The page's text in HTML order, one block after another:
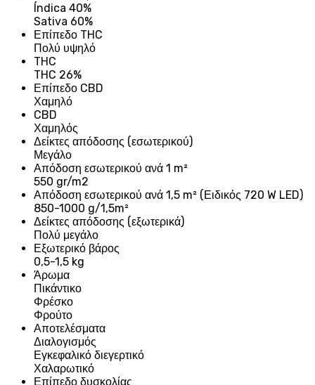
Índica 40%
Sativa 60%
Επίπεδο THC
Πολύ υψηλό
THC
THC 26%
Επίπεδο CBD
Χαμηλό
CBD
Χαμηλός
Δείκτες απόδοσης (εσωτερικού)
Μεγάλο
Απόδοση εσωτερικού ανά 1 m²
550 gr/m2
Απόδοση εσωτερικού ανά 1,5 m² (Ειδικός 720 W LED)
850-1000 g/1,5m²
Δείκτες απόδοσης (εξωτερικά)
Πολύ μεγάλο
Εξωτερικό βάρος
0,5-1,5 kg
Άρωμα
Πικάντικο
Φρέσκο
Φρούτο
Αποτελέσματα
Διαλογισμός
Εγκεφαλικό διεγερτικό
Χαλαρωτικό
Επίπεδο δυσκολίας